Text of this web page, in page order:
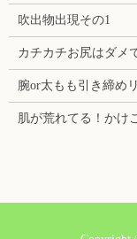
吹出物出現その1
カチカチお尻はダメ
腕or太もも引き締め
肌が荒れてる！かけ